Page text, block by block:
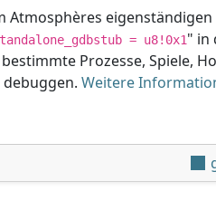
Atmosphères eigenständigen
= u8!0x1" in
Prozesse, Spiele,
Weitere